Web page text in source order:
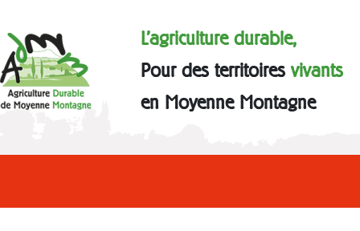
L'agriculture durable,
Pour des territoiresvivants
en Moyenne Montagne